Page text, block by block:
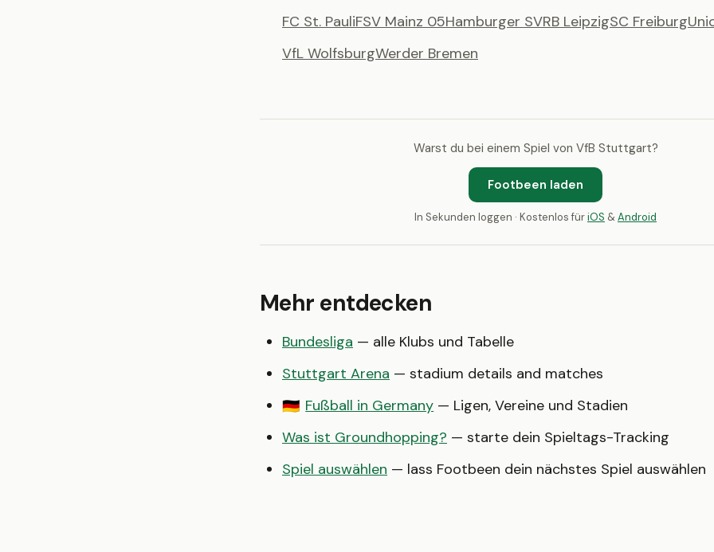
FC St. PauliFSV Mainz 05Hamburger SVRB LeipzigSC Freiburg
VfL WolfsburgWerder Bremen
Warst du bei einem Spiel von VfB Stuttgart?
Footbeen laden
In Sekunden loggen · Kostenlos füriOS &Android
Mehr entdecken
Bundesliga — alle Klubs und Tabelle
Stuttgart Arena — stadium details and matches
🇩🇪 Fußball in Germany — Ligen, Vereine und Stadien
Was ist Groundhopping? — starte dein Spieltags-Tracking
Spiel auswählen — lass Footbeen dein nächstes Spiel auswählen